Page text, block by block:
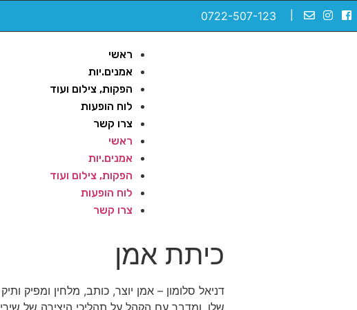
0722-507-123
ראשי
אמנים.יות
הפקות, צילום ועוד
לוח הופעות
צרו קשר
ראשי
אמנים.יות
הפקות, צילום ועוד
לוח הופעות
צרו קשר
כיתת אמן
דניאל סלומון – אמן יוצר, כותב, מלחין ומפיק
שלו, ומדבר עם הקהל על תהליכי היצירה של